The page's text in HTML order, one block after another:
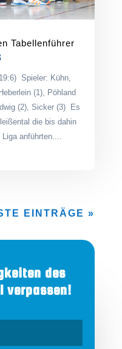
Tabellenführer
Spieler: Kühn,
(1), Pöhland
(2), Sicker (3) Es
die bis dahin
anführten....
EINTRÄGE »
des
verpassen!